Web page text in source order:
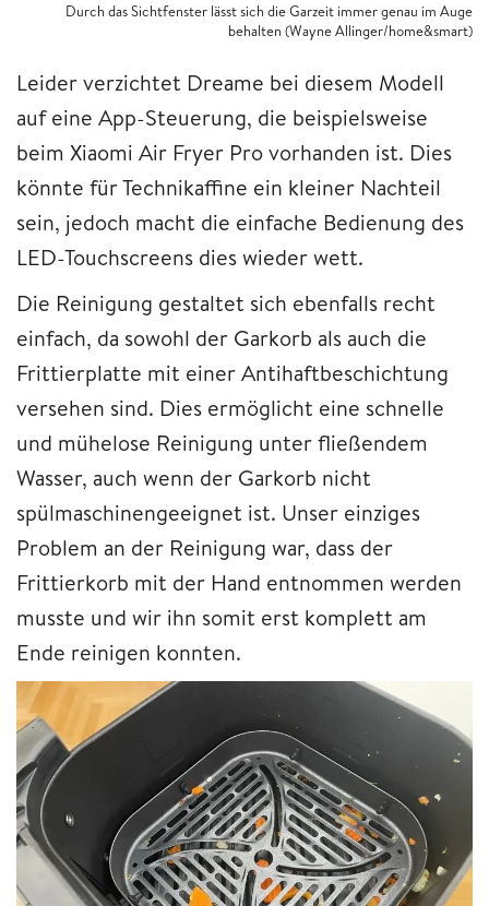
Durch das Sichtfenster lässt sich die Garzeit immer genau im Auge
behalten (Wayne Allinger/home&smart)
Leider verzichtet Dreame bei diesem Modell
auf eine App-Steuerung, die beispielsweise
beim Xiaomi Air Fryer Pro vorhanden ist. Dies
könnte für Technikaffine ein kleiner Nachteil
sein, jedoch macht die einfache Bedienung des
LED-Touchscreens dies wieder wett.
Die Reinigung gestaltet sich ebenfalls recht
einfach, da sowohl der Garkorb als auch die
Frittierplatte mit einer Antihaftbeschichtung
versehen sind. Dies ermöglicht eine schnelle
und mühelose Reinigung unter fließendem
Wasser, auch wenn der Garkorb nicht
spülmaschinengeeignet ist. Unser einziges
Problem an der Reinigung war, dass der
Frittierkorb mit der Hand entnommen werden
musste und wir ihn somit erst komplett am
Ende reinigen konnten.